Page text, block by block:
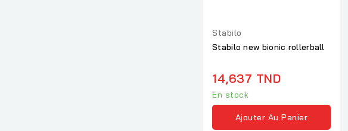
Stabilo
Stabilo new bionic rollerball
14,637 TND
En stock
Ajouter Au Panier